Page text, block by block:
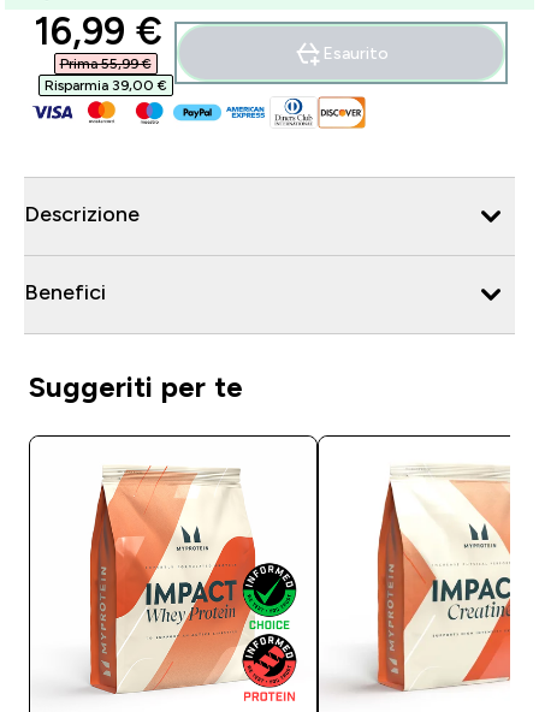
discounted price
16,99 €‎
Prima 55,99 €‎
Risparmia 39,00 €‎
Esaurito
Descrizione
Benefici
Suggeriti per te